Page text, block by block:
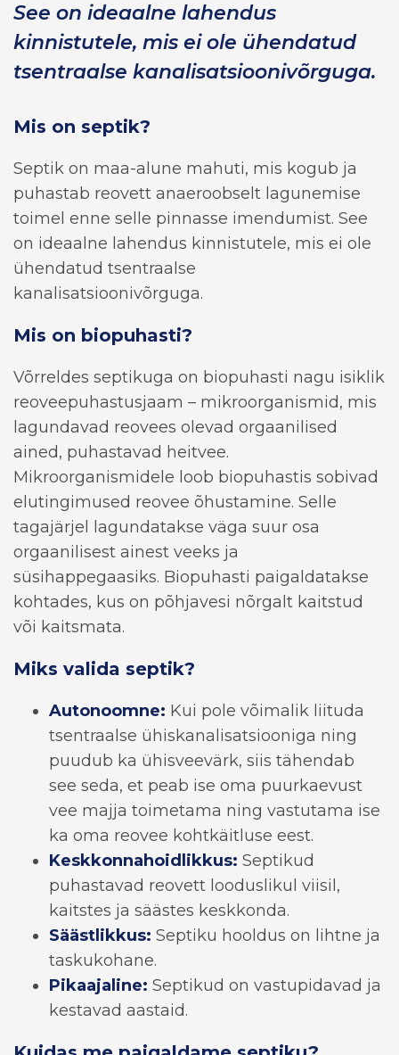
See on ideaalne lahendus
kinnistutele, mis ei ole ühendatud
tsentraalse kanalisatsioonivõrguga.
Mis on septik?
Septik on maa-alune mahuti, mis kogub ja
puhastab reovett anaeroobselt lagunemise
toimel enne selle pinnasse imendumist. See
on ideaalne lahendus kinnistutele, mis ei ole
ühendatud tsentraalse
kanalisatsioonivõrguga.
Mis on biopuhasti?
Võrreldes septikuga on biopuhasti nagu isiklik
reoveepuhastusjaam – mikroorganismid, mis
lagundavad reovees olevad orgaanilised
ained, puhastavad heitvee.
Mikroorganismidele loob biopuhastis sobivad
elutingimused reovee õhustamine. Selle
tagajärjel lagundatakse väga suur osa
orgaanilisest ainest veeks ja
süsihappegaasiks. Biopuhasti paigaldatakse
kohtades, kus on põhjavesi nõrgalt kaitstud
või kaitsmata.
Miks valida septik?
Autonoomne: Kui pole võimalik liituda
tsentraalse ühiskanalisatsiooniga ning
puudub ka ühisveevärk, siis tähendab
see seda, et peab ise oma puurkaevust
vee majja toimetama ning vastutama ise
ka oma reovee kohtkäitluse eest.
Keskkonnahoidlikkus: Septikud
puhastavad reovett looduslikul viisil,
kaitstes ja säästes keskkonda.
Säästlikkus: Septiku hooldus on lihtne ja
taskukohane.
Pikaajaline: Septikud on vastupidavad ja
kestavad aastaid.